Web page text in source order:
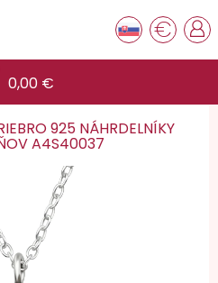
€
0,00 €
925 NÁHRDELNÍKY
A4S40037